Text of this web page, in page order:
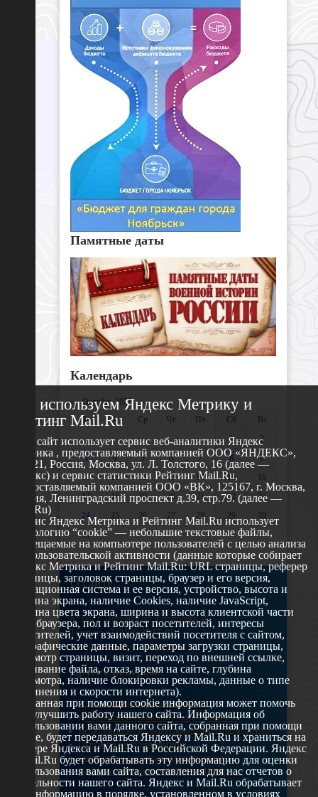
Памятные даты
Календарь
«Октябрь 2022»
Пн
Вт Ср Чт Пт Сб
Вс
1
2
3
4 5 6 7 8
9
10
11 12 13 14 15
16
17
18 19 20 21 22
23
24
25 26 27 28 29
30
31
О сайте
629802 г. Ноябрьск, ул. Республики, 49
Телефон: +7 (3496) 35-37-49
E-mail: udsm@noyabrsk.yanao.ru
Другие ресурсы
Администрация города Ноябрьска
Департамент образования города Ноябрьска
Департамент молодежной политики и туризма ЯНАО
Окружной молодежный центр
Федеральное агенство по делам молодежи
Туристско-информационный центр Ноябрьска
Мы используем Яндекс Метрику и
Рейтинг Mail.Ru
Этот сайт использует сервис веб-аналитики Яндекс
Метрика , предоставляемый компанией ООО «ЯНДЕКС»,
119021, Россия, Москва, ул. Л. Толстого, 16 (далее —
Яндекс) и сервис статистики Рейтинг Mail.Ru,
предоставляемый компанией ООО «ВК», 125167, г. Москва,
Россия, Ленинградский проспект д.39, стр.79. (далее —
Mail.Ru)
Сервис Яндекс Метрика и Рейтинг Mail.Ru использует
технологию “cookie” — небольшие текстовые файлы,
размещаемые на компьютере пользователей с целью анализа
их пользовательской активности (данные которые собирает
Яндекс Метрика и Рейтинг Mail.Ru: URL страницы, реферер
страницы, заголовок страницы, браузер и его версия,
операционная система и ее версия, устройство, высота и
ширина экрана, наличие Cookies, наличие JavaScript,
глубина цвета экрана, ширина и высота клиентской части
окна браузера, пол и возраст посетителей, интересы
посетителей, учет взаимодействий посетителя с сайтом,
географические данные, параметры загрузки страницы,
просмотр страницы, визит, переход по внешней ссылке,
cкачивание файла, отказ, время на сайте, глубина
просмотра, наличие блокировки рекламы, данные о типе
соединения и скорости интернета).
Собранная при помощи cookie информация может помочь
нам улучшить работу нашего сайта. Информация об
использовании вами данного сайта, собранная при помощи
cookie, будет передаваться Яндексу и Mail.Ru и храниться на
сервере Яндекса и Mail.Ru в Российской Федерации. Яндекс
и Mail.Ru будет обрабатывать эту информацию для оценки
использования вами сайта, составления для нас отчетов о
деятельности нашего сайта. Яндекс и Mail.Ru обрабатывает
эту информацию в порядке, установленном в условиях